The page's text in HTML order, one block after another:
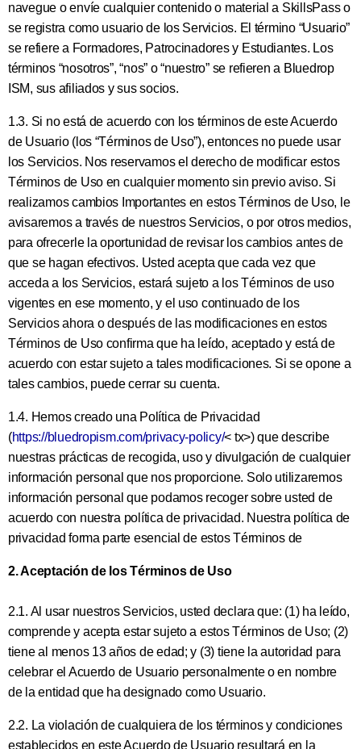
navegue o envíe cualquier contenido o material a SkillsPass o
se registra como usuario de los Servicios. El término “Usuario”
se refiere a Formadores, Patrocinadores y Estudiantes. Los
términos “nosotros”, “nos” o “nuestro” se refieren a Bluedrop
ISM, sus afiliados y sus socios.
1.3. Si no está de acuerdo con los términos de este Acuerdo
de Usuario (los “Términos de Uso”), entonces no puede usar
los Servicios. Nos reservamos el derecho de modificar estos
Términos de Uso en cualquier momento sin previo aviso. Si
realizamos cambios Importantes en estos Términos de Uso, le
avisaremos a través de nuestros Servicios, o por otros medios,
para ofrecerle la oportunidad de revisar los cambios antes de
que se hagan efectivos. Usted acepta que cada vez que
acceda a los Servicios, estará sujeto a los Términos de uso
vigentes en ese momento, y el uso continuado de los
Servicios ahora o después de las modificaciones en estos
Términos de Uso confirma que ha leído, aceptado y está de
acuerdo con estar sujeto a tales modificaciones. Si se opone a
tales cambios, puede cerrar su cuenta.
1.4. Hemos creado una Política de Privacidad
(https://bluedropism.com/privacy-policy/< tx>) que describe
nuestras prácticas de recogida, uso y divulgación de cualquier
información personal que nos proporcione. Solo utilizaremos
información personal que podamos recoger sobre usted de
acuerdo con nuestra política de privacidad. Nuestra política de
privacidad forma parte esencial de estos Términos de
2. Aceptación de los Términos de Uso
2.1. Al usar nuestros Servicios, usted declara que: (1) ha leído,
comprende y acepta estar sujeto a estos Términos de Uso; (2)
tiene al menos 13 años de edad; y (3) tiene la autoridad para
celebrar el Acuerdo de Usuario personalmente o en nombre
de la entidad que ha designado como Usuario.
2.2. La violación de cualquiera de los términos y condiciones
establecidos en este Acuerdo de Usuario resultará en la